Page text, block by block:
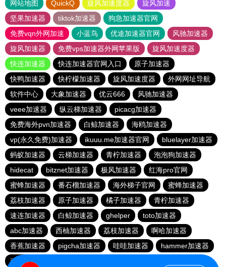
网站地图 QuickQ 旋风加速度器
旋风加速
坚果加速器
tiktok加速器
狗急加速器官网
免费vqn外网加速
小蓝鸟 优途加速器官网
风驰加速器
旋风加速器
免费vps加速器外网苹果版
旋风加速度器
快连加速器
快连加速器官网入口
原子加速器
快鸭加速器
快柠檬加速器 旋风加速度器
外网网址导航
软件中心
大象加速器 优云666
风驰加速器
veee加速器
纵云梯加速器
picacg加速器
免费海外pvn加速器
白鲸加速器
海鸥加速器
vp(永久免费)加速器
ikuuu.me加速器官网
bluelayer加速器
蚂蚁加速器
云梯加速器 青柠加速器
泡泡狗加速器
hidecat
bitznet加速器 极风加速器
红海pro官网
蜜蜂加速器
番石榴加速器 海外梯子官网
蜜蜂加速器
荔枝加速器
原子加速器 橘子加速器
青柠加速器
速连加速器
白鲸加速器 ghelper
toto加速器
abc加速器
西柚加速器 荔枝加速器
啊哈加速器
香蕉加速器
pigcha加速器 哇哇加速器
hammer加速器
速连加速器